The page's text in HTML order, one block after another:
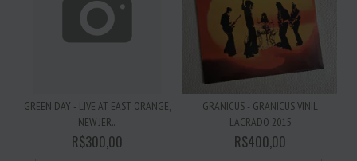
GREEN DAY - LIVE AT EAST ORANGE,
NEW JER...
R$300,00
GRANICUS - GRANICUS VINIL
LACRADO 2015
R$400,00